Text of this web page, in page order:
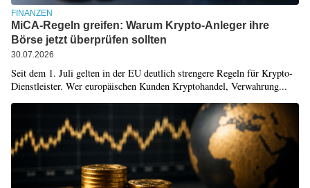
FINANZEN
MiCA-Regeln greifen: Warum Krypto-Anleger ihre
Börse jetzt überprüfen sollten
30.07.2026
Seit dem 1. Juli gelten in der EU deutlich strengere Regeln für Krypto-
Dienstleister. Wer europäischen Kunden Kryptohandel, Verwahrung...